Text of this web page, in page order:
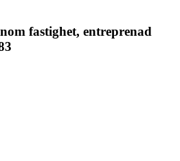
fastighet, entreprenad